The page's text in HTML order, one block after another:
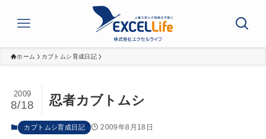
ホーム カブトムシ育成日記
忍者カブトムシ
2009
8/18
カブトムシ育成日記 2009年8月18日